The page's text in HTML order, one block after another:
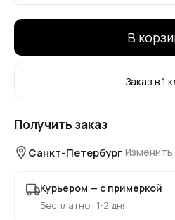
В
Заказ в 1
Получить заказ
Санкт-Петербург Изменить
Курьером — с примеркой
Бесплатно · 1-2 дня